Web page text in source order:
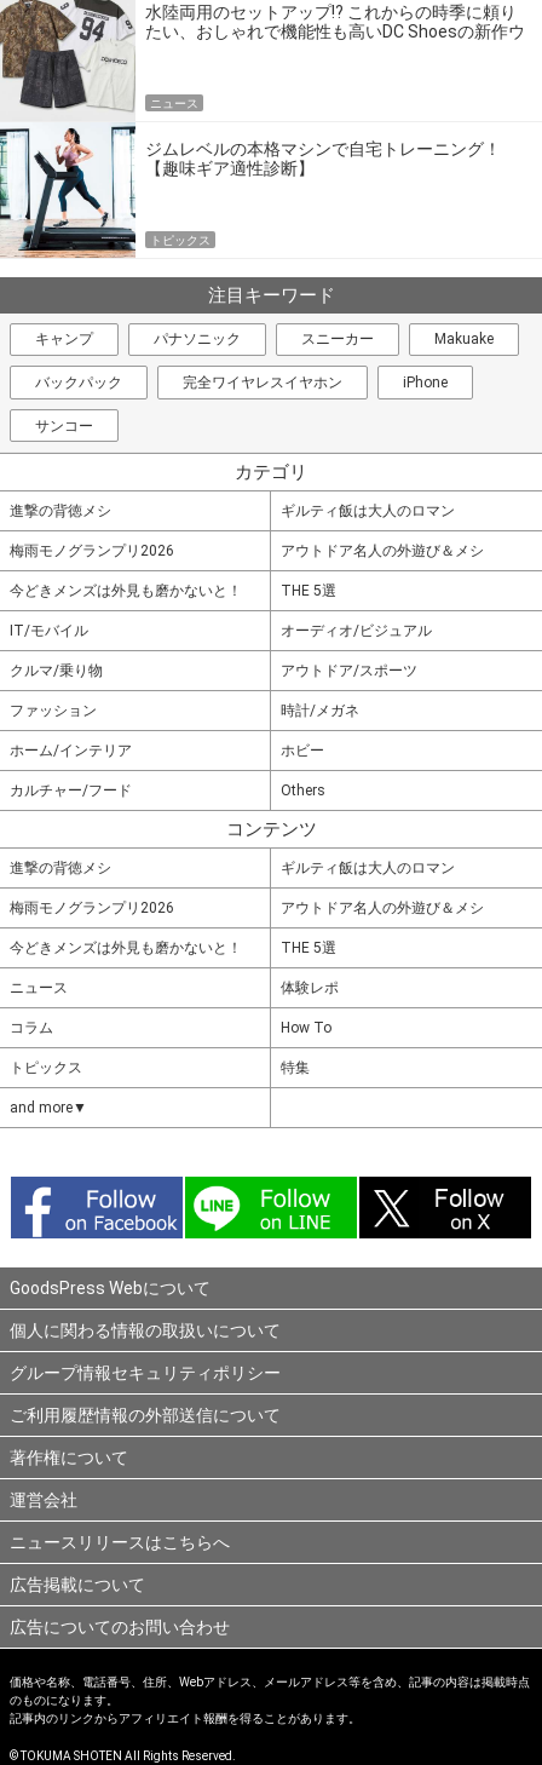
水陸両用のセットアップ!? これからの時季に頼り
たい、おしゃれで機能性も高いDC Shoesの新作ウ
ニュース
ジムレベルの本格マシンで自宅トレーニング！
【趣味ギア適性診断】
トピックス
注目キーワード
キャンプ パナソニック スニーカー Makuake
バックパック 完全ワイヤレスイヤホン iPhone
サンコー
カテゴリ
進撃の背徳メシ ギルティ飯は大人のロマン
梅雨モノグランプリ2026 アウトドア名人の外遊び＆メシ
今どきメンズは外見も磨かないと！ THE 5選
IT/モバイル オーディオ/ビジュアル
クルマ/乗り物 アウトドア/スポーツ
ファッション 時計/メガネ
ホーム/インテリア ホビー
カルチャー/フード Others
コンテンツ
進撃の背徳メシ ギルティ飯は大人のロマン
梅雨モノグランプリ2026 アウトドア名人の外遊び＆メシ
今どきメンズは外見も磨かないと！ THE 5選
ニュース 体験レポ
コラム How To
トピックス 特集
and more▼
GoodsPress Webについて
個人に関わる情報の取扱いについて
グループ情報セキュリティポリシー
ご利用履歴情報の外部送信について
著作権について
運営会社
ニュースリリースはこちらへ
広告掲載について
広告についてのお問い合わせ
価格や名称、電話番号、住所、Webアドレス、メールアドレス等を含め、記事の内容は掲載時点
のものになります。
記事内のリンクからアフィリエイト報酬を得ることがあります。
© TOKUMA SHOTEN All Rights Reserved.